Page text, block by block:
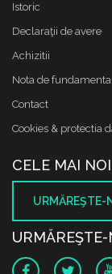
Istoric
Declaraţii de avere
Achizitii
Nota de
Contact
Cookies & protectia
CELE MAI
URMĂREŞTE-
URMĂREŞTE-